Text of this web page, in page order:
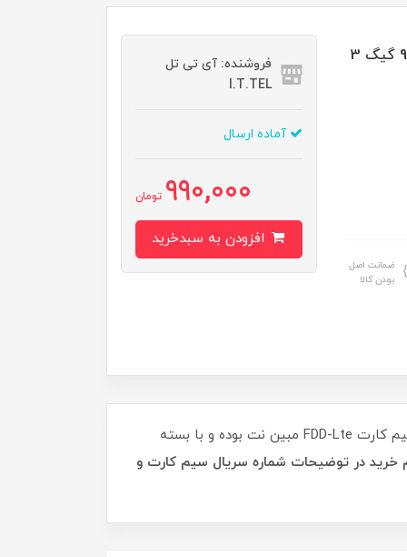
بسته اینترنت راه اندازی سیم کارت FDD-Lte مبین نت 90 گیگ 3
ضمانت اصل
بودن کالا
فروشنده: آی تی تل
I.T.TEL
آماده ارسال
990,000 تومان
اگر سیم کارت FDD-Lte مبین نت را به تازگی و بدون بسته خریداری نموده اید این بسته اینترنت مختص به راه اندازی سیم کارت FDD-Lte مبین نت بوده و با بسته
خرید در توضیحات شماره سریال سیم کارت و